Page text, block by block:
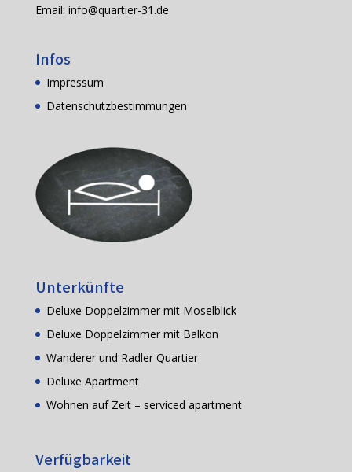
Email: info@quartier-31.de
Infos
Impressum
Datenschutzbestimmungen
Unterkünfte
Deluxe Doppelzimmer mit Moselblick
Deluxe Doppelzimmer mit Balkon
Wanderer und Radler Quartier
Deluxe Apartment
Wohnen auf Zeit – serviced apartment
Verfügbarkeit